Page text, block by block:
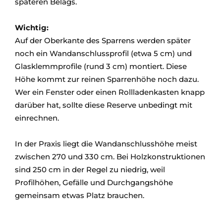
Wichtig:
Auf der Oberkante des Sparrens werden später
noch ein Wandanschlussprofil (etwa 5 cm) und
Glasklemmprofile (rund 3 cm) montiert. Diese
Höhe kommt zur reinen Sparrenhöhe noch dazu.
Wer ein Fenster oder einen Rollladenkasten knapp
darüber hat, sollte diese Reserve unbedingt mit
einrechnen.
In der Praxis liegt die Wandanschlusshöhe meist
zwischen 270 und 330 cm. Bei Holzkonstruktionen
sind 250 cm in der Regel zu niedrig, weil
Profilhöhen, Gefälle und Durchgangshöhe
gemeinsam etwas Platz brauchen.